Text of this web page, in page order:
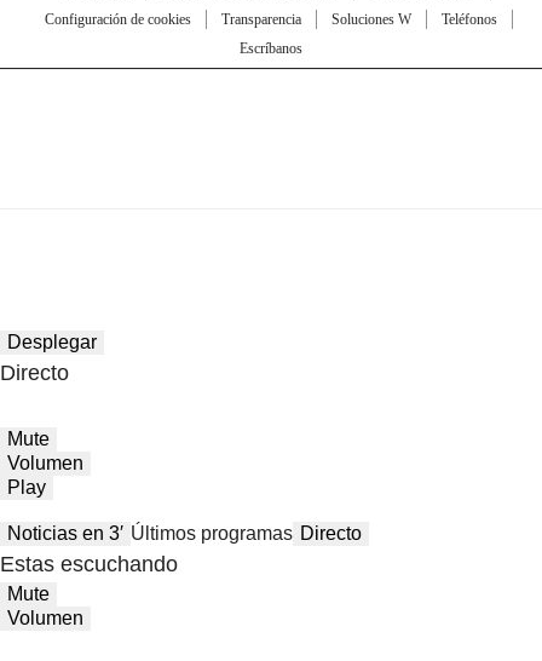
Configuración de cookies
Transparencia Soluciones W
Teléfonos
Escríbanos
Desplegar
Directo
Mute
Volumen
Play
Noticias en 3′ Últimos programas Directo
Estas escuchando
Mute
Volumen